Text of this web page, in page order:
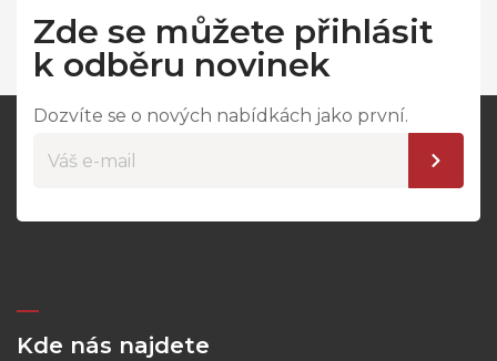
Zde se můžete přihlásit
k odběru novinek
Dozvíte se o nových nabídkách jako první.
Kde nás najdete